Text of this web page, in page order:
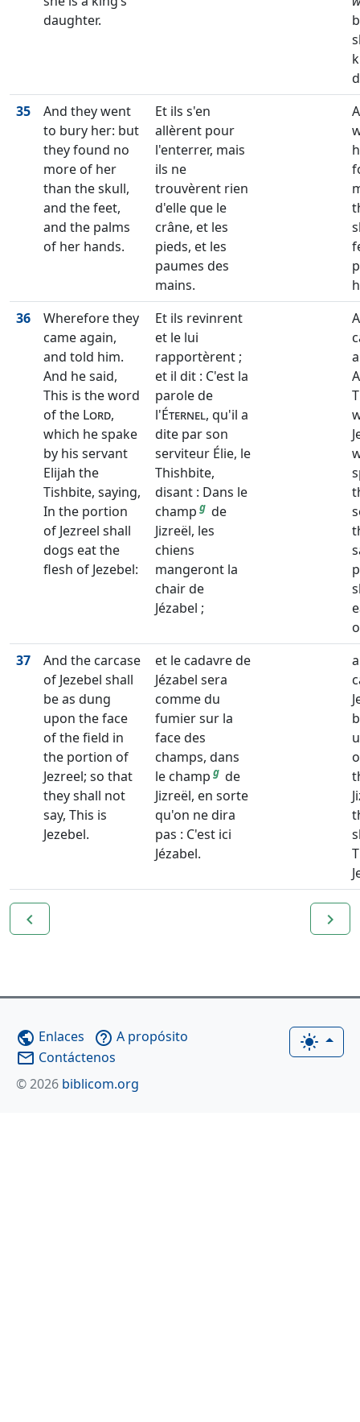
daughter.
35
And they went
to bury her: but
they found no
more of her
than the skull,
and the feet,
and the palms
of her hands.
Et ils s'en
allèrent pour
l'enterrer, mais
ils ne
trouvèrent rien
d'elle que le
crâne, et les
pieds, et les
paumes des
mains.
36
Wherefore they
came again,
and told him.
And he said,
This is the word
of the Lord,
which he spake
by his servant
Elijah the
Tishbite, saying,
In the portion
of Jezreel shall
dogs eat the
flesh of Jezebel:
Et ils revinrent
et le lui
rapportèrent ;
et il dit : C'est la
parole de
l'Éternel, qu'il a
dite par son
serviteur Élie, le
Thishbite,
disant : Dans le
champ g de
Jizreël, les
chiens
mangeront la
chair de
Jézabel ;
37
And the carcase
of Jezebel shall
be as dung
upon the face
of the field in
the portion of
Jezreel; so that
they shall not
say, This is
Jezebel.
et le cadavre de
Jézabel sera
comme du
fumier sur la
face des
champs, dans
le champ g de
Jizreël, en sorte
qu'on ne dira
pas : C'est ici
Jézabel.
navigate_before navigate_next
light_mode
public Enlaces help_outline A propósito
mail_outline Contáctenos
© 2026 biblicom.org